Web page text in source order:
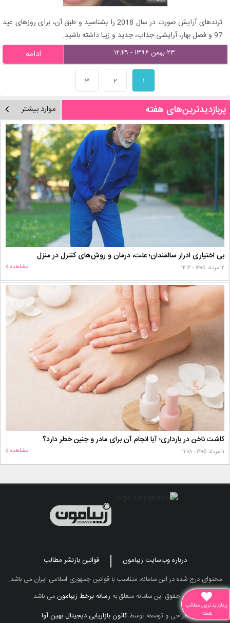
ترندهای آرایش صورت در سال 2018 را بشناسید و طبق آن، برای روزهای عید
97 و فصل بهار، آرایشی جذاب، جدید و زیبا داشته باشید.
۲۳ بهمن ۱۳۹۶ - ۱۲:۴۹ ادامه
۱ ۲ ۳
پربازدیدترین‌های هفته موارد بیشتر
بی اختیاری ادرار سالمندان؛ علت، درمان و روش‌های کنترل در منزل
۱۲ مرداد ۱۴۰۵ - ۱۴:۱۶ مشاهده
کاشت ناخن در بارداری؛ آیا انجام آن برای مادر و جنین خطر دارد؟
۱۱ مرداد ۱۴۰۵ - ۱۱:۰۸ مشاهده
درباره وب‌سایت زیبامون
قوانین بازنشر مطالب
محتوای درج شده در این سامانه، متناسب با قوانین جمهوری اسلامی ایران می باشد.
تمامی حقوق این سامانه متعلق به رسانه برخط زیبامونمی باشد.
طراحی و توسعه توسطکانون بازاریابی دیجیتال بهین آوا
پربازدیدترین مطالب
هفته